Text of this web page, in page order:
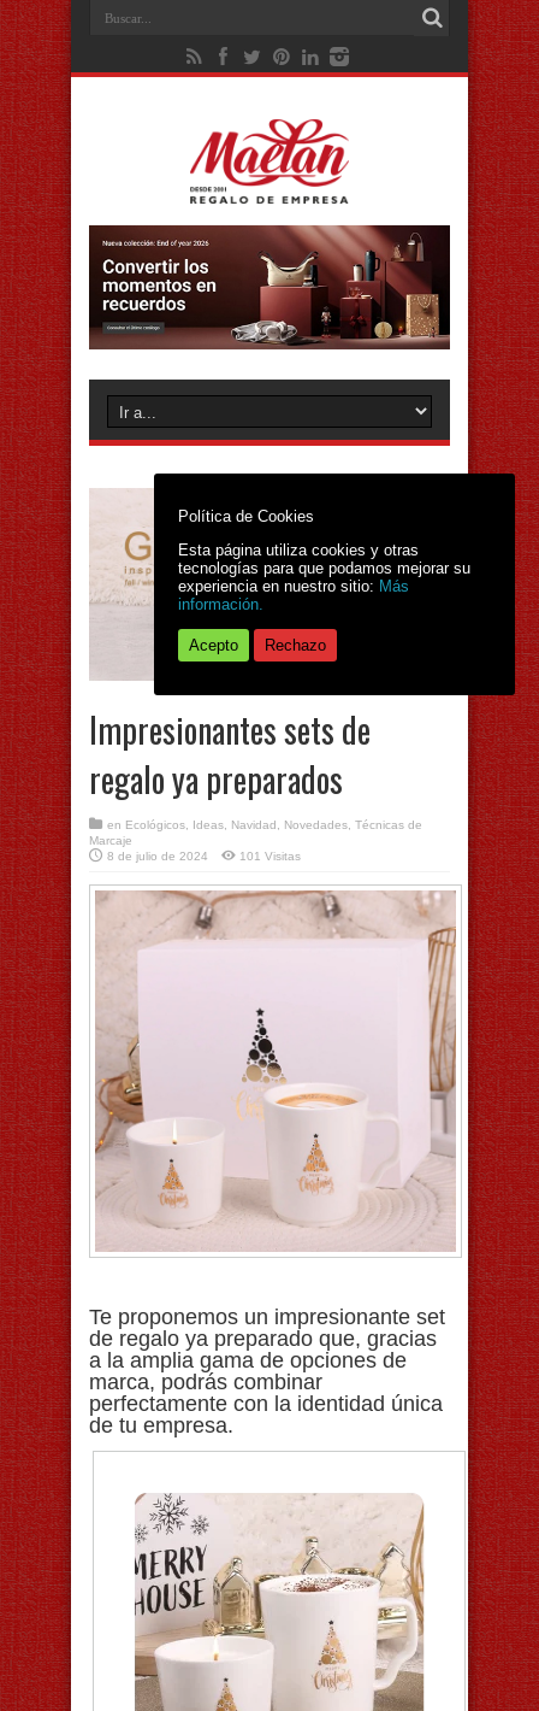
Impresionantes sets de
regalo ya preparados
en Ecológicos Ideas Navidad Novedades Técnicas de
Marcaje
8 de julio de 2024
101 Visitas
Te proponemos un impresionante set
de regalo ya preparado que, gracias
a la amplia gama de opciones de
marca, podrás combinar
perfectamente con la identidad única
de tu empresa.
Política de Cookies
Esta página utiliza cookies y otras
tecnologías para que podamos mejorar su
experiencia en nuestro sitio: Más
información.
Acepto Rechazo